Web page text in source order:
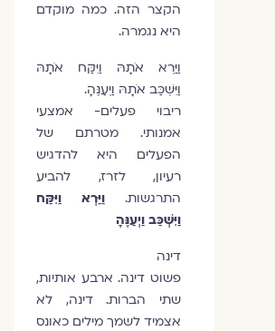
הקצר הזה. כמה מוקדם
היא נגמרה.
וַיַּרְא אֹתָהּ וַיִּקַּח אֹתָהּ
וַיִּשְׁכַּב אֹתָהּ וַיְעַנֶּהָ.
ריבוי פעלים- אמצעי
אמנותי. מטרתם של
הפעלים היא להדגיש
רעיון, לזרז, להביע
התרגשות.
וַיַּרְא וַיִּקַּח
וַיִּשְׁכַּב וַיְעַנֶּהָ
דינה
פשוט דינה. ארבע אותיות,
שתי הברות. דינה, לא
אצמיד לשמך מילים כאונס